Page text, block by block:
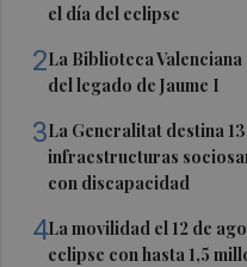
el día del eclipse
2La Biblioteca
del legado de Jaume I
3La Generalitat destina
infraestructuras
con discapacidad
4La movilidad el 12 de
eclipse con hasta 1,5